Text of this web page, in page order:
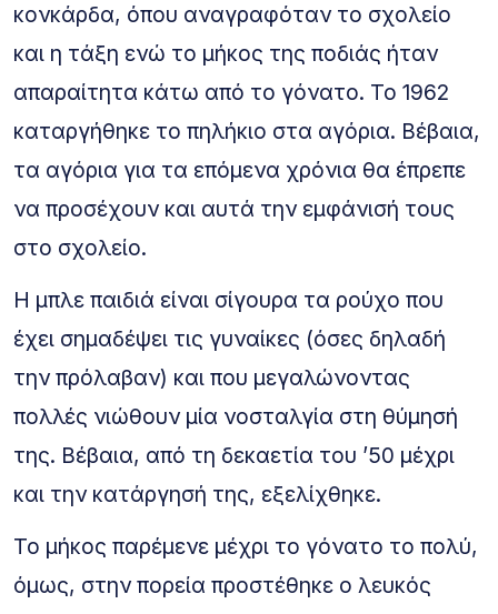
κονκάρδα, όπου αναγραφόταν το σχολείο
και η τάξη ενώ το μήκος της ποδιάς ήταν
απαραίτητα κάτω από το γόνατο. Το 1962
καταργήθηκε το πηλήκιο στα αγόρια. Βέβαια,
τα αγόρια για τα επόμενα χρόνια θα έπρεπε
να προσέχουν και αυτά την εμφάνισή τους
στο σχολείο.
Η μπλε παιδιά είναι σίγουρα τα ρούχο που
έχει σημαδέψει τις γυναίκες (όσες δηλαδή
την πρόλαβαν) και που μεγαλώνοντας
πολλές νιώθουν μία νοσταλγία στη θύμησή
της. Βέβαια, από τη δεκαετία του ’50 μέχρι
και την κατάργησή της, εξελίχθηκε.
Το μήκος παρέμενε μέχρι το γόνατο το πολύ,
όμως, στην πορεία προστέθηκε ο λευκός